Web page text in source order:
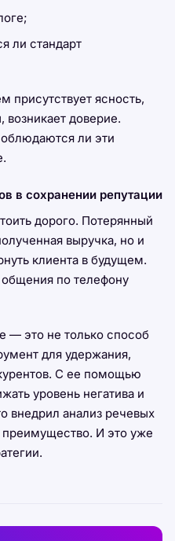
ли стандарт
присутствует ясность,
возникает доверие.
ли эти
в сохранении репутации
дорого. Потерянный
выручка, но и
клиента в будущем.
по телефону
— это не только способ
для удержания,
С ее помощью
уровень негатива и
внедрил анализ речевых
И это уже